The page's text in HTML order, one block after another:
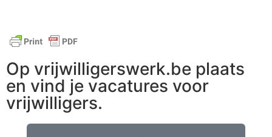
Op vrijwilligerswerk.be plaats
en vind je vacatures voor
vrijwilligers.